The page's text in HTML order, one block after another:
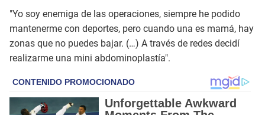
"Yo soy enemiga de las operaciones, siempre he podido
mantenerme con deportes, pero cuando una es mamá, hay
zonas que no puedes bajar. (…) A través de redes decidí
realizarme una mini abdominoplastía".